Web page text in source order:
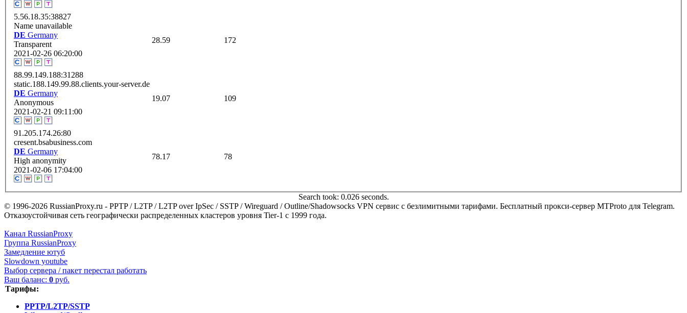
5.56.18.35:38827
Name unavailable
DE Germany
Transparent
2021-02-26 06:20:00
28.59 172
88.99.149.188:31288
static.188.149.99.88.clients.your-server.de
DE Germany
Anonymous
2021-02-21 09:11:00
19.07 109
91.205.174.26:80
cresent.bsabusiness.com
DE Germany
High anonymity
2021-02-06 17:04:00
78.17 78
Search took: 0.026 seconds.
© 1996-2026 RussianProxy.ru - PPTP / L2TP / L2TP over IpSec / SSTP / Wireguard / Outline/Shadowsocks VPN сервис с безлимитными тарифами. Бесплатный прокси-сервер MTProto для Telegram.
Отказоустойчивая сеть географически распределенных кластеров уровня Tier-1 с 1999 года.
Канал RussianProxy
Группа RussianProxy
Замедление ютуб
Slowdown youtube
Выбор сервера / пакет перестал работать
Ваш баланс: 0 руб.
Тарифы:
PPTP/L2TP/SSTP